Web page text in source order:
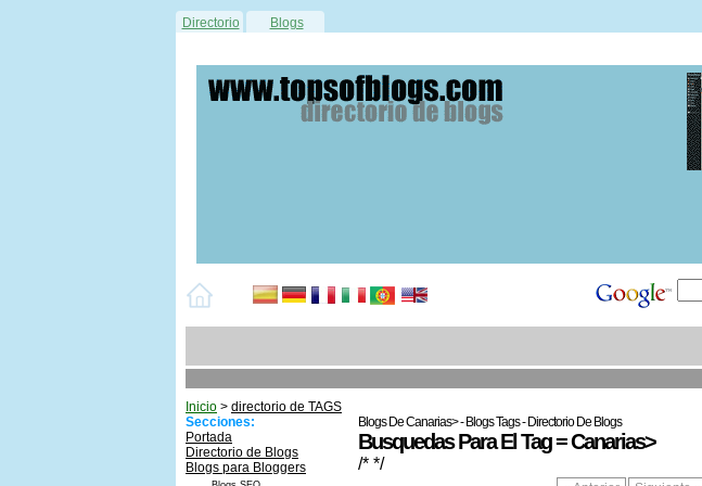
Directorio Blogs
Inicio > directorio de TAGS
Secciones:
Portada
Directorio de Blogs
Blogs para Bloggers
Blogs De Canarias> - Blogs Tags - Directorio De Blogs
Busquedas Para El Tag = Canarias>
/* */